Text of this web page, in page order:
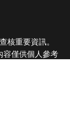
核重要資訊。
容僅供個人參考